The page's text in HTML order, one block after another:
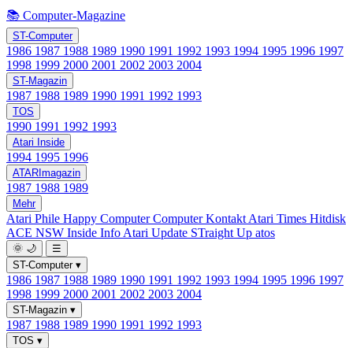
📚 Computer-Magazine
ST-Computer
1986 1987 1988 1989 1990 1991 1992 1993 1994 1995 1996 1997
1998 1999 2000 2001 2002 2003 2004
ST-Magazin
1987 1988 1989 1990 1991 1992 1993
TOS
1990 1991 1992 1993
Atari Inside
1994 1995 1996
ATARImagazin
1987 1988 1989
Mehr
Atari Phile Happy ComputerComputer Kontakt Atari Times Hitdisk
ACE NSW Inside Info Atari Update STraight Up atos
🌞 🌙
☰
ST-Computer ▾
1986 1987 1988 1989 1990 1991 1992 1993 1994 1995 1996 1997
1998 1999 2000 2001 2002 2003 2004
ST-Magazin ▾
1987 1988 1989 1990 1991 1992 1993
TOS ▾